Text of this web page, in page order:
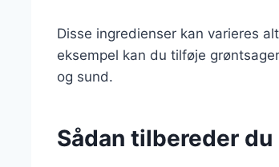
Disse ingredienser kan varieres
eksempel kan du tilføje
og sund.
Sådan tilbereder